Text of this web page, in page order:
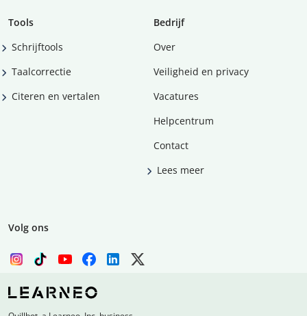
Tools
Schrijftools
Taalcorrectie
Citeren en vertalen
Bedrijf
Over
Veiligheid en privacy
Vacatures
Helpcentrum
Contact
Lees meer
Volg ons